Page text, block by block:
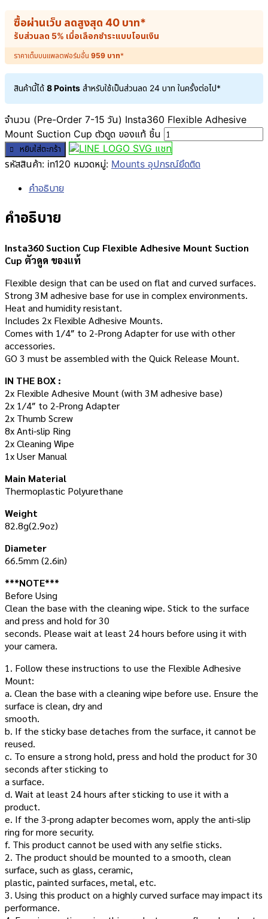
ซื้อผ่านเว็บ ลดสูงสุด 40 บาท*
รับส่วนลด 5% เมื่อเลือกชำระแบบโอนเงิน
ราคาเต็มบนแพลตฟอร์มอื่น 959 บาท*
สินค้านี้ได้ 8 Points สำหรับใช้เป็นส่วนลด 24 บาท ในครั้งต่อไป*
จำนวน (Pre-Order 7-15 วัน) Insta360 Flexible Adhesive
Mount Suction Cup ตัวดูด ของแท้ ชิ้น
หยิบใส่ตะกร้า
แชท
รหัสสินค้า: in120 หมวดหมู่: Mounts อุปกรณ์ยึดติด
คำอธิบาย
คำอธิบาย
Insta360 Suction Cup Flexible Adhesive Mount Suction
Cup ตัวดูด ของแท้
Flexible design that can be used on flat and curved surfaces.
Strong 3M adhesive base for use in complex environments.
Heat and humidity resistant.
Includes 2x Flexible Adhesive Mounts.
Comes with 1/4″ to 2-Prong Adapter for use with other
accessories.
GO 3 must be assembled with the Quick Release Mount.
IN THE BOX :
2x Flexible Adhesive Mount (with 3M adhesive base)
2x 1/4″ to 2-Prong Adapter
2x Thumb Screw
8x Anti-slip Ring
2x Cleaning Wipe
1x User Manual
Main Material
Thermoplastic Polyurethane
Weight
82.8g(2.9oz)
Diameter
66.5mm (2.6in)
***NOTE***
Before Using
Clean the base with the cleaning wipe. Stick to the surface
and press and hold for 30
seconds. Please wait at least 24 hours before using it with
your camera.
1. Follow these instructions to use the Flexible Adhesive
Mount:
a. Clean the base with a cleaning wipe before use. Ensure the
surface is clean, dry and
smooth.
b. If the sticky base detaches from the surface, it cannot be
reused.
c. To ensure a strong hold, press and hold the product for 30
seconds after sticking to
a surface.
d. Wait at least 24 hours after sticking to use it with a
product.
e. If the 3-prong adapter becomes worn, apply the anti-slip
ring for more security.
f. This product cannot be used with any selfie sticks.
2. The product should be mounted to a smooth, clean
surface, such as glass, ceramic,
plastic, painted surfaces, metal, etc.
3. Using this product on a highly curved surface may impact its
performance.